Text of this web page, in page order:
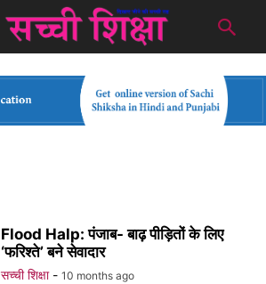
Flood Halp: पंजाब- बाढ़ पीड़ितों के लिए
‘फरिश्ते’ बने सेवादार
सच्ची शिक्षा - 10 months ago